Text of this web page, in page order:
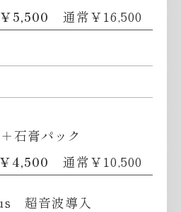
5,500
通常￥16,500
石膏パック
4,500
通常￥10,500
超音波導入